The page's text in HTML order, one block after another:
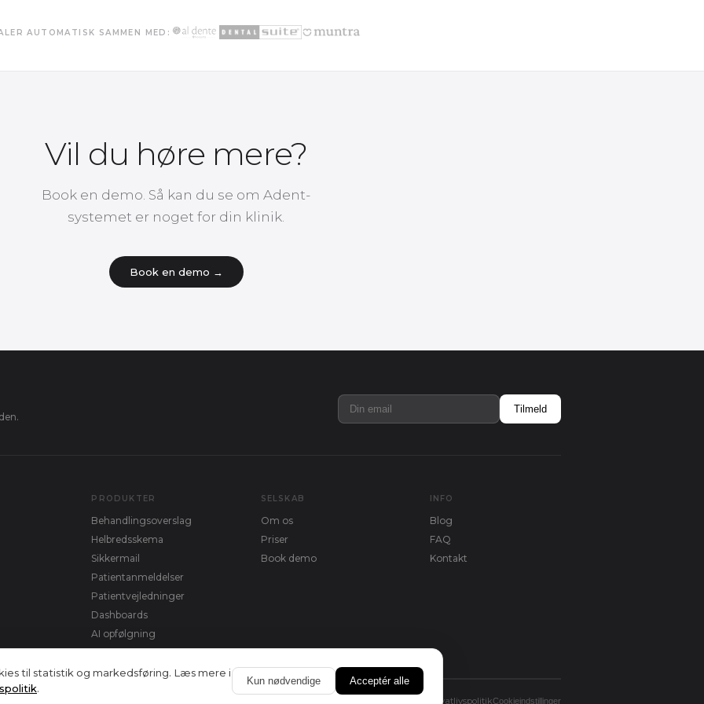
AUTOMATISK SAMMEN MED:
Vil du høre mere?
Book en demo. Så kan du se om Adent-
systemet er noget for din klinik.
Book en demo →
Tilmeld
PRODUKTER
Behandlingsoverslag
Helbredsskema
Sikkermail
Patientanmeldelser
Patientvejledninger
Dashboards
AI opfølgning
SELSKAB
Om os
Priser
Book demo
INFO
Blog
FAQ
Kontakt
PrivatlivspolitikCookieindstillinger
til statistik og markedsføring. Læs mere i
.
Kun nødvendige Acceptér alle